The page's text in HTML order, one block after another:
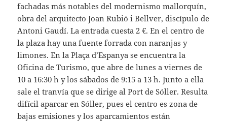
fachadas más notables del modernismo mallorquín,
obra del arquitecto Joan Rubió i Bellver, discípulo de
Antoni Gaudí. La entrada cuesta 2 €. En el centro de
la plaza hay una fuente forrada con naranjas y
limones. En la Plaça d’Espanya se encuentra la
Oficina de Turismo, que abre de lunes a viernes de
10 a 16:30 h y los sábados de 9:15 a 13 h. Junto a ella
sale el tranvía que se dirige al Port de Sóller. Resulta
difícil aparcar en Sóller, pues el centro es zona de
bajas emisiones y los aparcamientos están